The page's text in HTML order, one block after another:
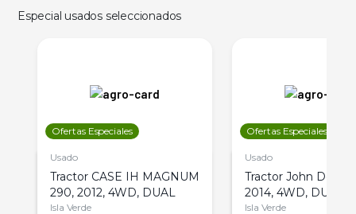
Especial usados seleccionados
Ofertas Especiales
Usado
Tractor CASE IH MAGNUM
290, 2012, 4WD, DUAL
Isla Verde
Ofertas Especiales
Usado
Tractor John Deere
2014, 4WD, DUAL
Isla Verde